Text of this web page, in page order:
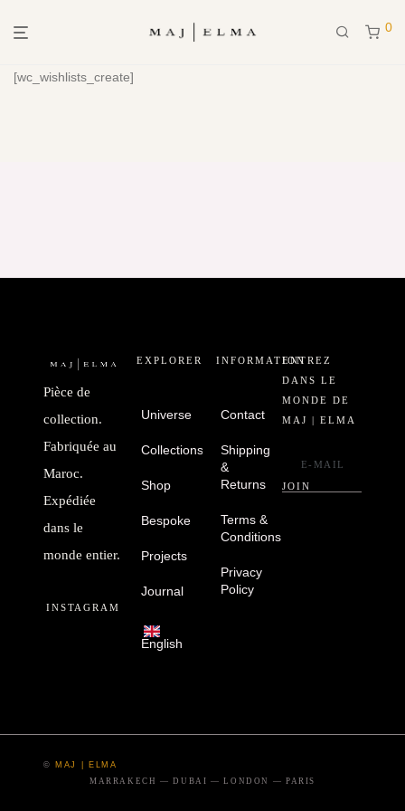
0
[wc_wishlists_create]
Pièce de
collection.
Fabriquée au
Maroc.
Expédiée
dans le
monde entier.
INSTAGRAM
EXPLORER
Universe
Collections
Shop
Bespoke
Projects
Journal
English
INFORMATION
Contact
Shipping
&
Returns
Terms &
Conditions
Privacy
Policy
ENTREZ
DANS LE
MONDE DE
MAJ | ELMA
JOIN
© MAJ | ELMA
MARRAKECH — DUBAI — LONDON — PARIS